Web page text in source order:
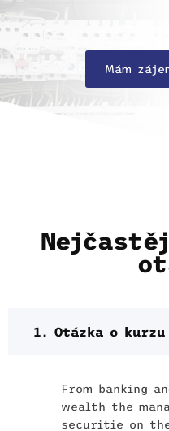
Mám
1. Otázka o kurzu
From banking
wealth the
securitie on